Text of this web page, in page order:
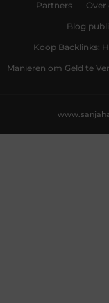
Partners Over
Blog
Koop Backlinks:
Manieren om Geld te